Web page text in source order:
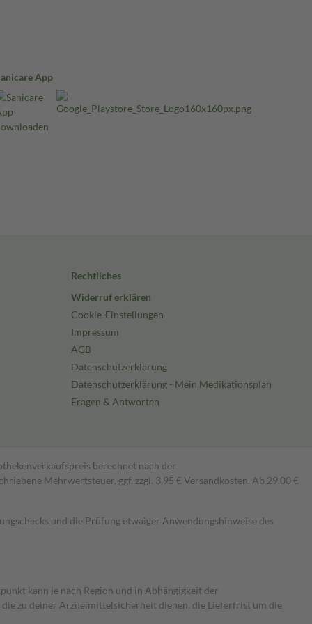
App
Rechtliches
Widerruf erklären
Cookie-Einstellungen
Impressum
AGB
Datenschutzerklärung
Datenschutzerklärung - Mein Medikationsplan
Fragen & Antworten
berechnet nach der
Mehrwertsteuer, ggf. zzgl. 3,95 € Versandkosten. Ab 29,00 €
und die Prüfung etwaiger Anwendungshinweise des
kann je nach Region und in Abhängigkeit der
zu deiner Arzneimittelsicherheit dienen, die Lieferfrist um die